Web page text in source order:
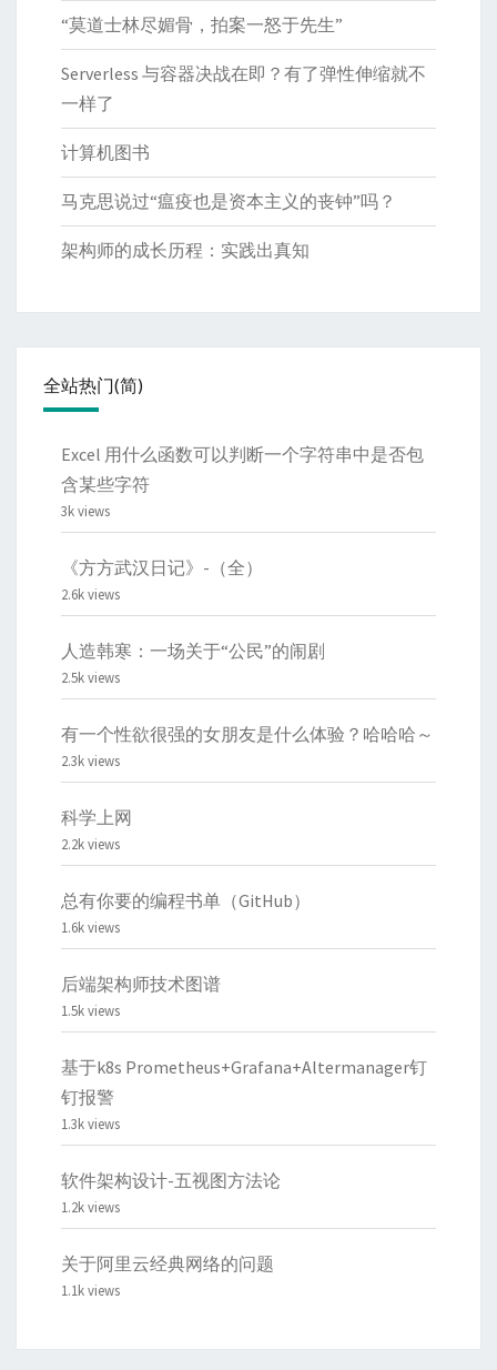
“莫道士林尽媚骨，拍案一怒于先生”
Serverless 与容器决战在即？有了弹性伸缩就不
一样了
计算机图书
马克思说过“瘟疫也是资本主义的丧钟”吗？
架构师的成长历程：实践出真知
全站热门(简)
Excel 用什么函数可以判断一个字符串中是否包
含某些字符
3k views
《方方武汉日记》-（全）
2.6k views
人造韩寒：一场关于“公民”的闹剧
2.5k views
有一个性欲很强的女朋友是什么体验？哈哈哈～
2.3k views
科学上网
2.2k views
总有你要的编程书单（GitHub）
1.6k views
后端架构师技术图谱
1.5k views
基于k8s Prometheus+Grafana+Altermanager钉
钉报警
1.3k views
软件架构设计-五视图方法论
1.2k views
关于阿里云经典网络的问题
1.1k views